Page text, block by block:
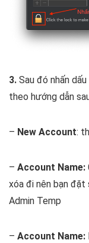
3. Sau đó nhấn dấu
theo hướng dẫn
– New Account:
– Account Name:
xóa đi nên bạn
Admin Temp
– Account Name: